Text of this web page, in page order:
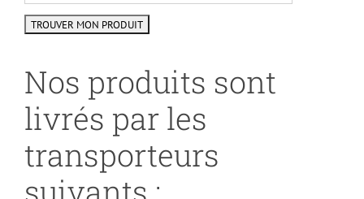
Nos produits sont
livrés par les
transporteurs
suivants :